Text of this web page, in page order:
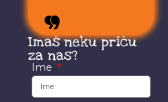
uvek sa svojom
Imaš neku priču
za nas?
Ime